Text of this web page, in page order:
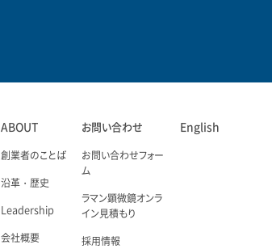
ABOUT
創業者のことば
沿革・歴史
Leadership
会社概要
お問い合わせ
お問い合わせフォー
ム
ラマン顕微鏡オンラ
イン見積もり
採用情報
English